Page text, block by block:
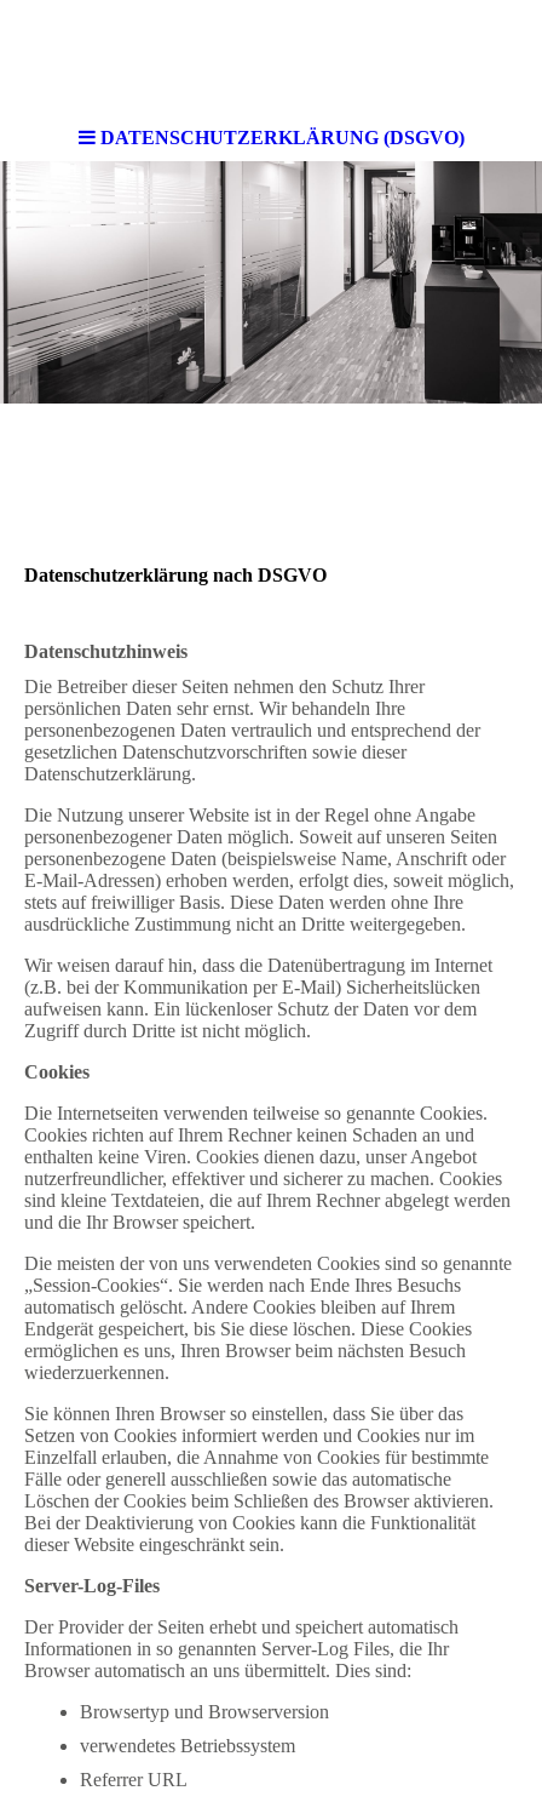
DATENSCHUTZERKLÄRUNG (DSGVO)
Datenschutzerklärung nach DSGVO
Datenschutzhinweis
Die Betreiber dieser Seiten nehmen den Schutz Ihrer
persönlichen Daten sehr ernst. Wir behandeln Ihre
personenbezogenen Daten vertraulich und entsprechend der
gesetzlichen Datenschutzvorschriften sowie dieser
Datenschutzerklärung.
Die Nutzung unserer Website ist in der Regel ohne Angabe
personenbezogener Daten möglich. Soweit auf unseren Seiten
personenbezogene Daten (beispielsweise Name, Anschrift oder
E-Mail-Adressen) erhoben werden, erfolgt dies, soweit möglich,
stets auf freiwilliger Basis. Diese Daten werden ohne Ihre
ausdrückliche Zustimmung nicht an Dritte weitergegeben.
Wir weisen darauf hin, dass die Datenübertragung im Internet
(z.B. bei der Kommunikation per E-Mail) Sicherheitslücken
aufweisen kann. Ein lückenloser Schutz der Daten vor dem
Zugriff durch Dritte ist nicht möglich.
Cookies
Die Internetseiten verwenden teilweise so genannte Cookies.
Cookies richten auf Ihrem Rechner keinen Schaden an und
enthalten keine Viren. Cookies dienen dazu, unser Angebot
nutzerfreundlicher, effektiver und sicherer zu machen. Cookies
sind kleine Textdateien, die auf Ihrem Rechner abgelegt werden
und die Ihr Browser speichert.
Die meisten der von uns verwendeten Cookies sind so genannte
„Session-Cookies“. Sie werden nach Ende Ihres Besuchs
automatisch gelöscht. Andere Cookies bleiben auf Ihrem
Endgerät gespeichert, bis Sie diese löschen. Diese Cookies
ermöglichen es uns, Ihren Browser beim nächsten Besuch
wiederzuerkennen.
Sie können Ihren Browser so einstellen, dass Sie über das
Setzen von Cookies informiert werden und Cookies nur im
Einzelfall erlauben, die Annahme von Cookies für bestimmte
Fälle oder generell ausschließen sowie das automatische
Löschen der Cookies beim Schließen des Browser aktivieren.
Bei der Deaktivierung von Cookies kann die Funktionalität
dieser Website eingeschränkt sein.
Server-Log-Files
Der Provider der Seiten erhebt und speichert automatisch
Informationen in so genannten Server-Log Files, die Ihr
Browser automatisch an uns übermittelt. Dies sind:
Browsertyp und Browserversion
verwendetes Betriebssystem
Referrer URL